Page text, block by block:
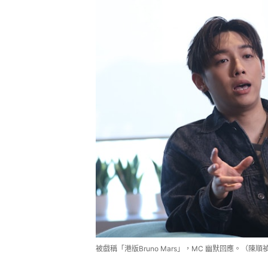
被戲稱「港版Bruno Mars」，MC 幽默回應。（陳順